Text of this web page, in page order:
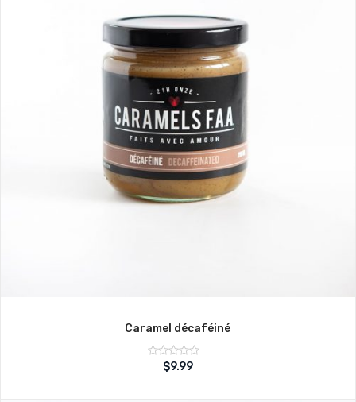
Caramel décaféiné
Note
sur
$9.99